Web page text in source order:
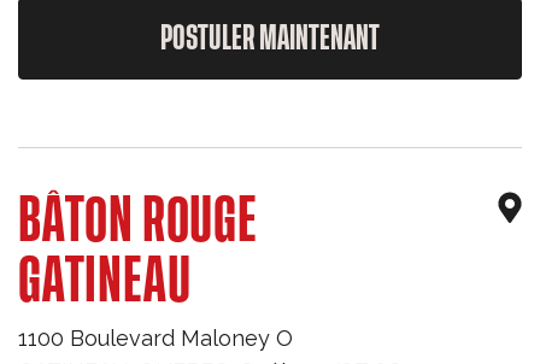
POSTULER MAINTENANT
BÂTON ROUGE
GATINEAU
1100 Boulevard Maloney O